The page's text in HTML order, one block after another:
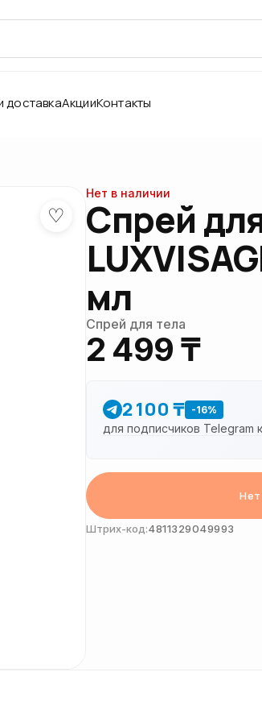
доставкаАкцииКонтакты
♡
Нет в наличии
Спрей
мл
Спрей для тела
2 499 ₸
2 100 ₸ -16%
для подписчиков Telegram
Нет
Штрих-код:4811329049993